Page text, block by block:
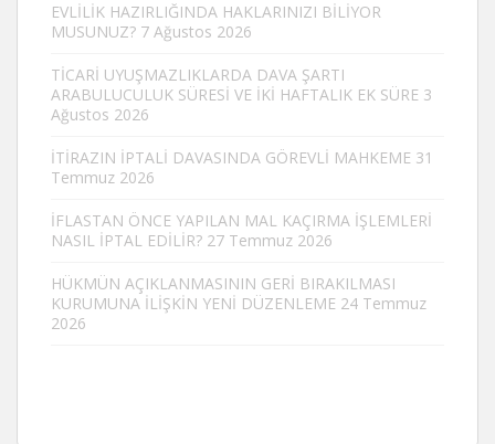
EVLİLİK HAZIRLIĞINDA HAKLARINIZI BİLİYOR
MUSUNUZ? 7 Ağustos 2026
TİCARİ UYUŞMAZLIKLARDA DAVA ŞARTI
ARABULUCULUK SÜRESİ VE İKİ HAFTALIK EK SÜRE 3
Ağustos 2026
İTİRAZIN İPTALİ DAVASINDA GÖREVLİ MAHKEME 31
Temmuz 2026
İFLASTAN ÖNCE YAPILAN MAL KAÇIRMA İŞLEMLERİ
NASIL İPTAL EDİLİR? 27 Temmuz 2026
HÜKMÜN AÇIKLANMASININ GERİ BIRAKILMASI
KURUMUNA İLİŞKİN YENİ DÜZENLEME 24 Temmuz
2026